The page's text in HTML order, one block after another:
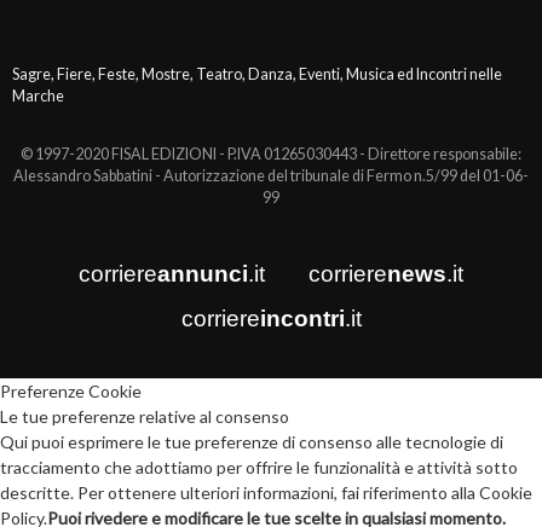
Sagre, Fiere, Feste, Mostre, Teatro, Danza, Eventi, Musica ed Incontri nelle
Marche
© 1997-2020 FISAL EDIZIONI - P.IVA 01265030443 - Direttore responsabile:
Alessandro Sabbatini - Autorizzazione del tribunale di Fermo n.5/99 del 01-06-
99
corriereannunci.it corrierenews.it
corriereincontri.it
Preferenze Cookie
Le tue preferenze relative al consenso
Qui puoi esprimere le tue preferenze di consenso alle tecnologie di
tracciamento che adottiamo per offrire le funzionalità e attività sotto
descritte. Per ottenere ulteriori informazioni, fai riferimento alla Cookie
Policy.Puoi rivedere e modificare le tue scelte in qualsiasi momento.